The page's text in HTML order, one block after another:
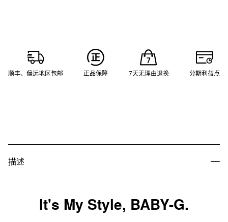
顺丰、偏远地区包邮 正品保障 7天无理由退换 分期利益点
描述
It's My Style, BABY-G.